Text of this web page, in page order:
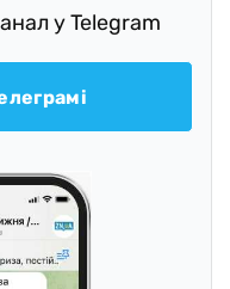
у Telegram